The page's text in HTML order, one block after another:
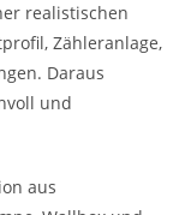
realistischen
Zähleranlage,
Daraus
und
aus